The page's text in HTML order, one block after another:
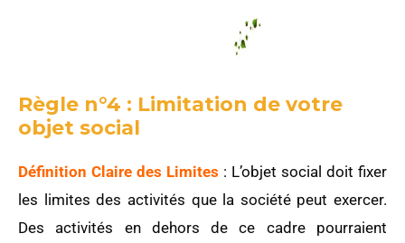
Règle n°4 : Limitation de votre
objet social
Définition Claire des Limites : L’objet social doit fixer
les limites des activités que la société peut exercer.
Des activités en dehors de ce cadre pourraient